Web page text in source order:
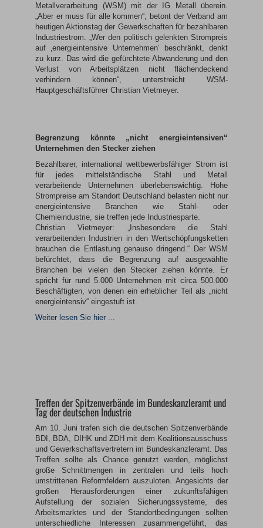
Metallverarbeitung (WSM) mit der IG Metall überein.
„Aber er muss für alle kommen“, betont der Verband am
heutigen Aktionstag der Gewerkschaften für bezahlbaren
Industriestrom. „Wer den politisch gelenkten Strompreis
auf ‚energieintensive Unternehmen‘ beschränkt, denkt
zu kurz. Das wird die gefürchtete Abwanderung und den
Verlust von Arbeitsplätzen nicht flächendeckend
verhindern können“, unterstreicht WSM-
Hauptgeschäftsführer Christian Vietmeyer.
Begrenzung könnte „nicht energieintensiven“
Unternehmen den Stecker ziehen
Bezahlbarer, international wettbewerbsfähiger Strom ist
für jedes mittelständische Stahl und Metall
verarbeitende Unternehmen überlebenswichtig. Hohe
Strompreise am Standort Deutschland belasten nicht nur
energieintensive Branchen wie Stahl- oder
Chemieindustrie, sie treffen jede Industriesparte.
Christian Vietmeyer: „Insbesondere die Stahl
verarbeitenden Industrien in den Wertschöpfungsketten
brauchen die Entlastung genauso dringend.“ Der WSM
befürchtet, dass die Begrenzung auf ausgewählte
Branchen bei vielen den Stecker ziehen könnte. Er
spricht für rund 5.000 Unternehmen mit circa 500.000
Beschäftigten, von denen ein erheblicher Teil als „nicht
energieintensiv“ eingestuft ist.
Weiter lesen Sie hier ...
Treffen der Spitzenverbände im Bundeskanzleramt und
Tag der deutschen Industrie
Am 10. Juni trafen sich die deutschen Spitzenverbände
BDI, BDA, DIHK und ZDH mit dem Koalitionsausschuss
und Gewerkschaftsvertretern im Bundeskanzleramt.
Das
Treffen sollte als Chance genutzt werden, möglichst
große Schnittmengen in zentralen und teils hoch
umstrittenen Reformfeldern auszuloten. Angesichts der
großen Herausforderungen einer zukunftsfähigen
Aufstellung der sozialen Sicherungssysteme, des
Arbeitsmarktes und der Standortbedingungen sollten
unterschiedliche Interessen zusammengeführt, das